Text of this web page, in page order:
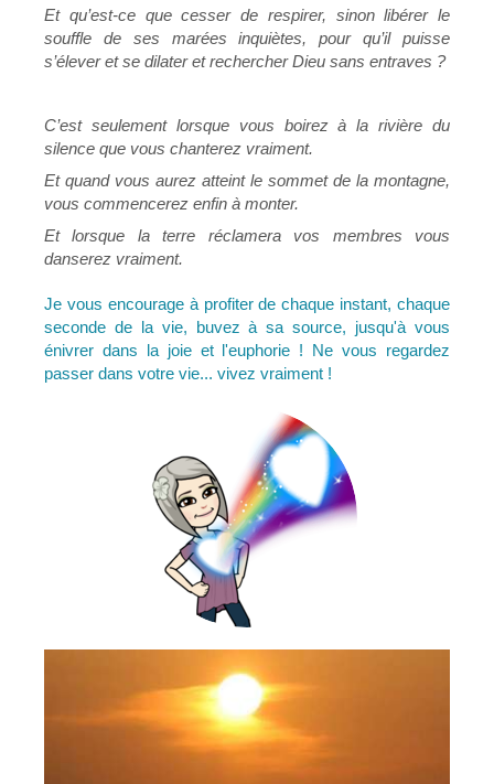
Et qu’est-ce que cesser de respirer, sinon libérer le
souffle de ses marées inquiètes, pour qu’il puisse
s’élever et se dilater et rechercher Dieu sans entraves ?
C’est seulement lorsque vous boirez à la rivière du
silence que vous chanterez vraiment.
Et quand vous aurez atteint le sommet de la montagne,
vous commencerez enfin à monter.
Et lorsque la terre réclamera vos membres vous
danserez vraiment.
Je vous encourage à profiter de chaque instant, chaque
seconde de la vie, buvez à sa source, jusqu'à vous
énivrer dans la joie et l'euphorie ! Ne vous regardez
passer dans votre vie... vivez vraiment !